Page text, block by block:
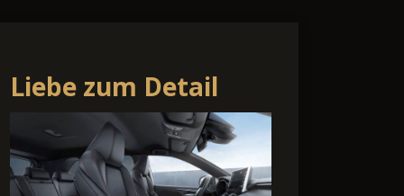
Liebe zum Detail